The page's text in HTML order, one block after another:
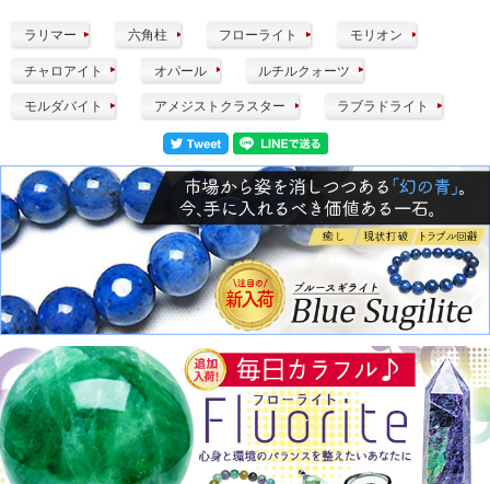
ラリマー 六角柱 フローライト モリオン
チャロアイト オパール ルチルクォーツ
モルダバイト アメジストクラスター ラブラドライト